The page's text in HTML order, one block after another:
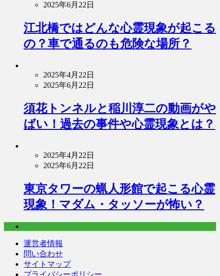
2025年6月22日
江北橋ではどんな心霊現象が起こる
の？車で通るのも危険な場所？
2025年4月22日
2025年6月22日
須花トンネルと稲川淳二の動画がや
ばい！過去の事件や心霊現象とは？
2025年4月22日
2025年6月22日
東京タワーの蝋人形館で起こる心霊
現象！マダム・タッソーが怖い？
運営者情報
問い合わせ
サイトマップ
プライバシーポリシー